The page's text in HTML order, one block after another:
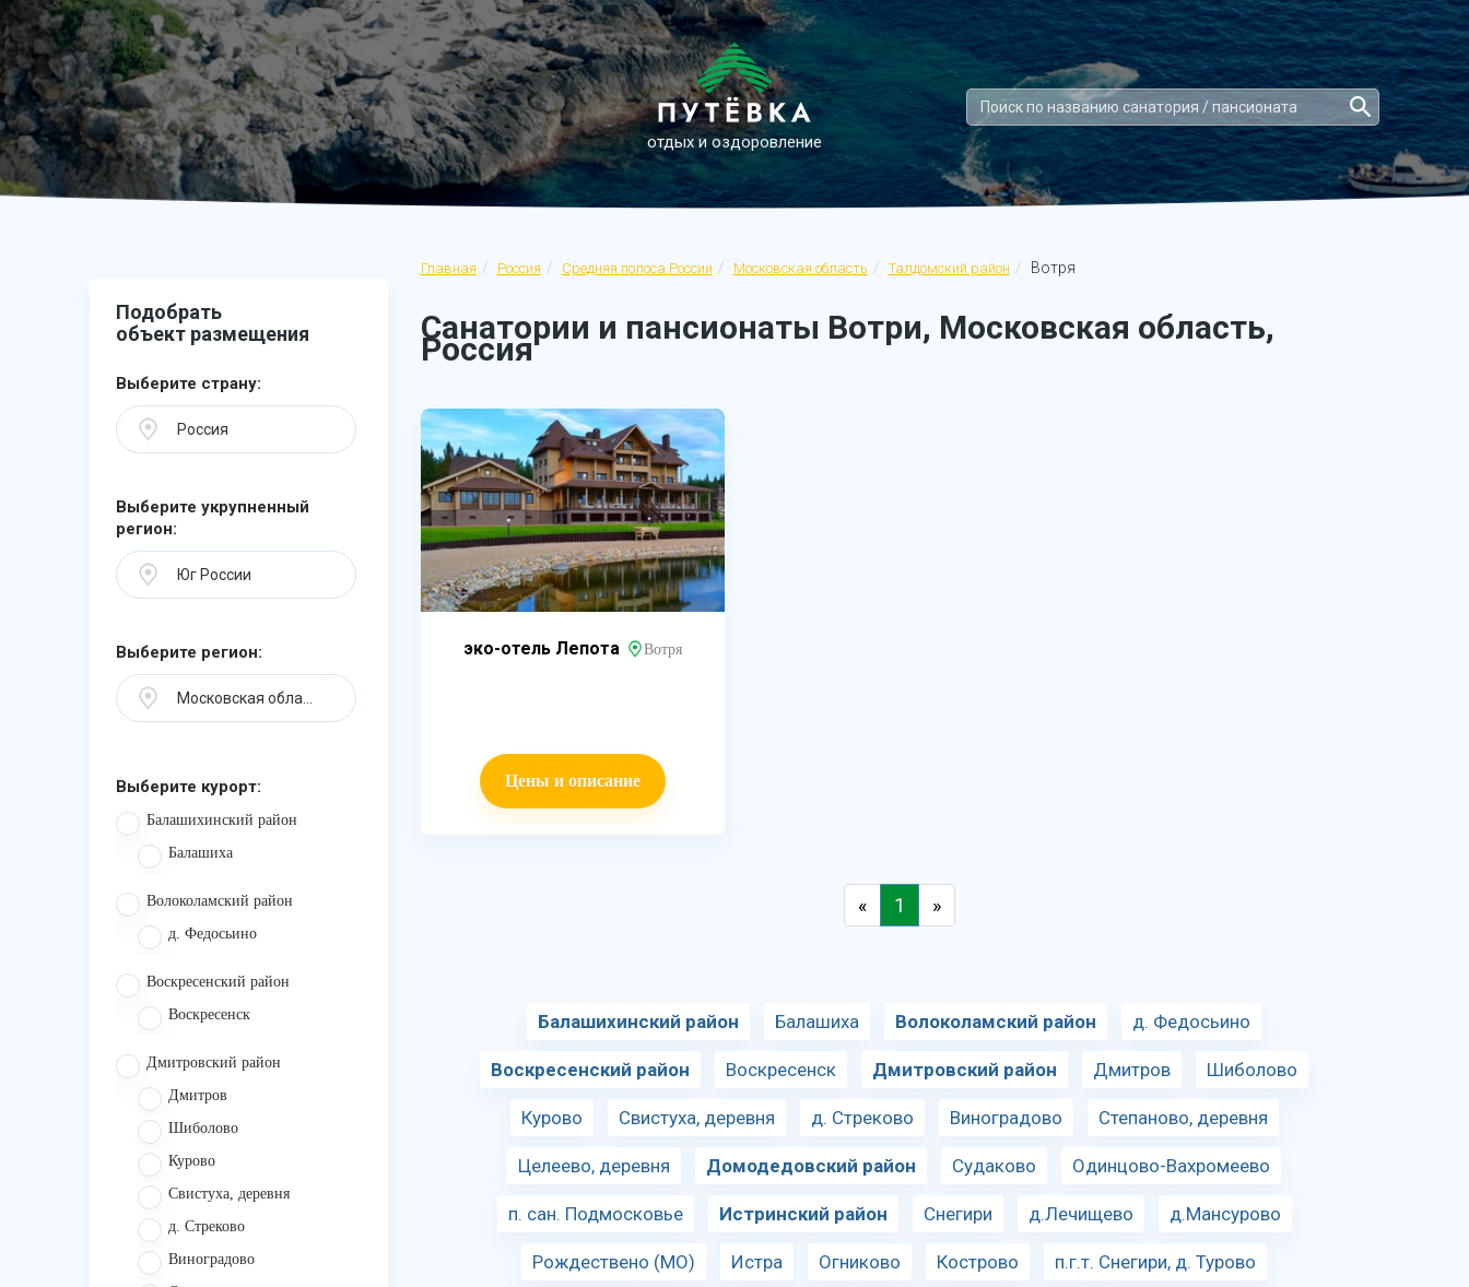
отдых и оздоровление
Главная Россия Средняя полоса России Московская область Талдомский район Вотря
Санатории и пансионаты Вотри, Московская область,
Россия
Подобрать
объект размещения
Выберите страну:
Россия
Выберите укрупненный
регион:
Юг России
Выберите регион:
Московская область
Выберите курорт:
Балашихинский район
Балашиха
Волоколамский район
д. Федосьино
Воскресенский район
Воскресенск
Дмитровский район
Дмитров
Шиболово
Курово
Свистуха, деревня
д. Стреково
Виноградово
эко-отель Лепота Вотря
Цены и описание
« 1 »
Балашихинский район Балашиха Волоколамский район д. Федосьино
Воскресенский район Воскресенск Дмитровский район Дмитров Шиболово
Курово Свистуха, деревня д. Стреково Виноградово Степаново, деревня
Целеево, деревня Домодедовский район Судаково Одинцово-Вахромеево
п. сан. Подмосковье Истринский район Снегири д.Лечищево д.Мансурово
Рождествено (МО) Истра Огниково Кострово п.г.т. Снегири, д. Турово